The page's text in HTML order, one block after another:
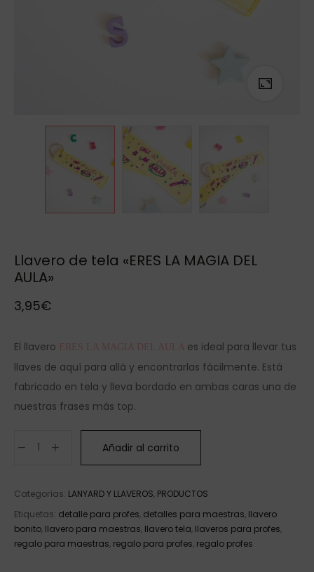
Llavero de tela «ERES LA MAGIA DEL
AULA»
3,95€
El llavero ERES LA MAGIA DEL AULA es ideal para llevar tus
llaves de aquí para allá y encontrarlas fácilmente. Está
fabricado en tela y lleva bordado en ambas caras una de
nuestras frases más top.
Añadir al carrito
Categorías: LANYARD Y LLAVEROS, PRODUCTOS
Etiquetas: detalle para profes, detalles para maestras, llavero
bonito, llavero para maestras, llavero tela, llaveros para profes,
regalo para maestras, regalo para profes, regalo profes